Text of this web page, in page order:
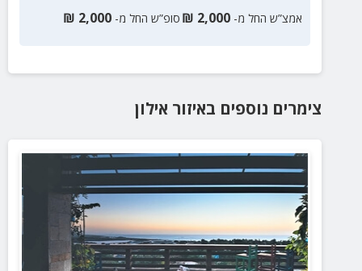
אמצ”ש החל מ- 2,000
₪ סופ”ש החל מ- 2,000
₪
צימרים נוספים באיזור אילון